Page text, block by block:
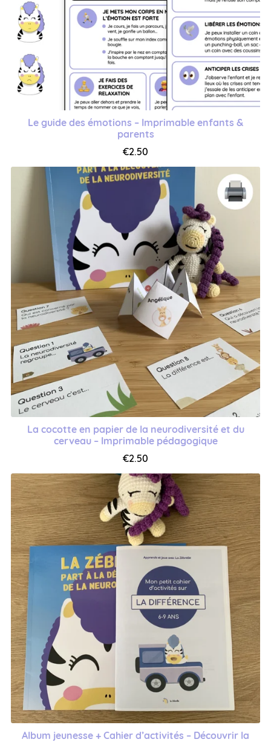
Le guide des émotions – Imprimable enfants &
parents
€2.50
La cocotte en papier de la neurodiversité et du
cerveau – Imprimable pédagogique
€2.50
Album jeunesse + Cahier d’activités – Découvrir la